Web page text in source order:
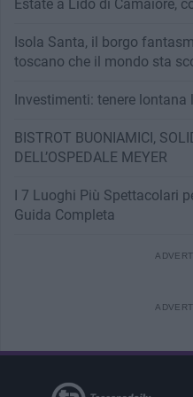
Estate a Lido di Camaiore,
Isola Santa, il borgo
toscano che il mondo sta
Investimenti: tenere lontana
BISTROT BUONIAMICI,
DELL’OSPEDALE MEYER
I 7 Luoghi Più Spettacolari
Guida Completa